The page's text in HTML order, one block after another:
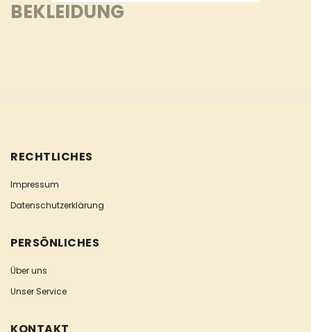
BEKLEIDUNG
RECHTLICHES
Impressum
Datenschutzerklärung
PERSÖNLICHES
Über uns
Unser Service